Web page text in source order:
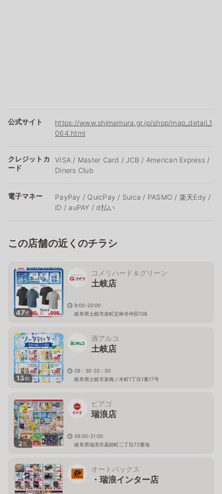
公式サイト
https://www.shimamura.gr.jp/shop/map_detail_1
064.html
クレジットカ
ード
VISA / Master Card / JCB / American Express /
Diners Club
電子マネー
PayPay / QuicPay / Suica / PASMO / 楽天Edy /
iD / auPAY / d払い
この店舗の近くのチラシ
47枚
コメリハード＆グリーン
土岐店
9:00-20:00
岐阜県土岐市泉町定林寺仲田108
13枚
酒アルコ
土岐店
09：30-20：00
岐阜県土岐市泉梅ノ木町1丁目1番17号
2枚
ピアゴ
瑞浪店
09:00-21:00
岐阜県瑞浪市薬師町二丁目72番地
オートバックス
・瑞浪インター店